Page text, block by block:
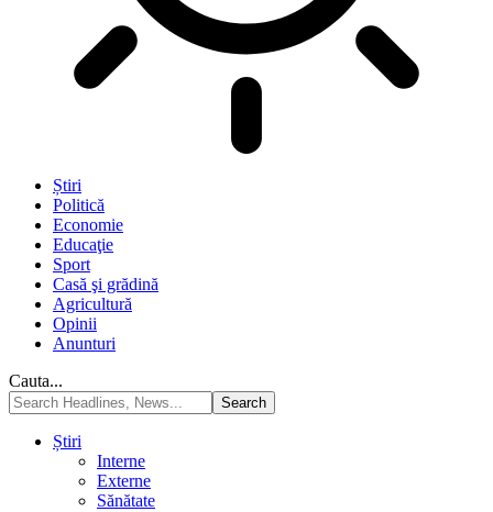
Știri
Politică
Economie
Educaţie
Sport
Casă şi grădină
Agricultură
Opinii
Anunturi
Cauta...
Știri
Interne
Externe
Sănătate